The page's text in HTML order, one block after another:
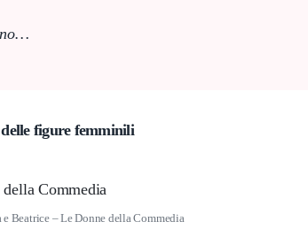
figure femminili
e Beatrice – Le Donne della Commedia